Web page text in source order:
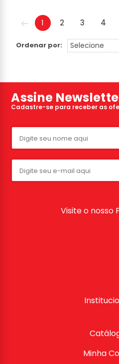
1 2 3 4
Ordenar por:
Assine
Cadastre-se para receber as
Visite o nosso
Minha